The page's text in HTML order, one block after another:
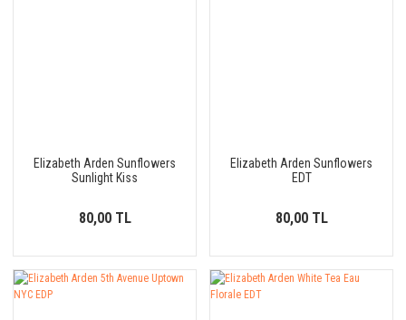
Elizabeth Arden Sunflowers
Sunlight Kiss
80,00 TL
Elizabeth Arden Sunflowers
EDT
80,00 TL